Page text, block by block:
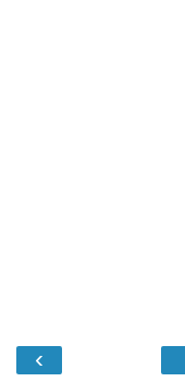
‹